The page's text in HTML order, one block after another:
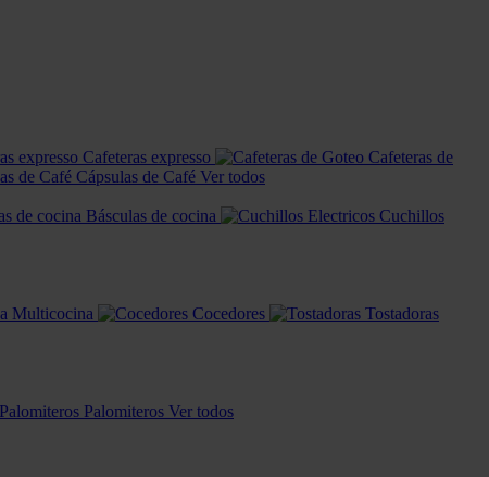
Cafeteras expresso
Cafeteras de
Cápsulas de Café Ver todos
Básculas de cocina
Cuchillos
Multicocina Cocedores
Tostadoras
Palomiteros Ver todos